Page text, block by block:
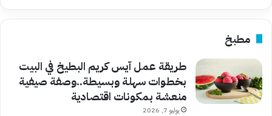
مطبخ
طريقة عمل آيس كريم البطيخ في البيت
بخطوات سهلة وبسيطة..وصفة صيفية
منعشة بمكونات اقتصادية
يوليو 7, 2026